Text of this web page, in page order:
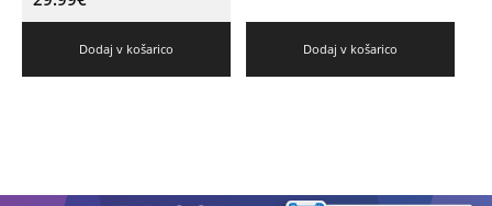
Dodaj v košarico Dodaj v košarico